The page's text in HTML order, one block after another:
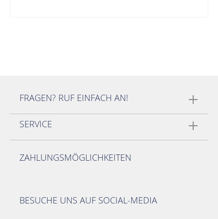
FRAGEN? RUF EINFACH AN!
SERVICE
ZAHLUNGSMÖGLICHKEITEN
BESUCHE UNS AUF SOCIAL-MEDIA